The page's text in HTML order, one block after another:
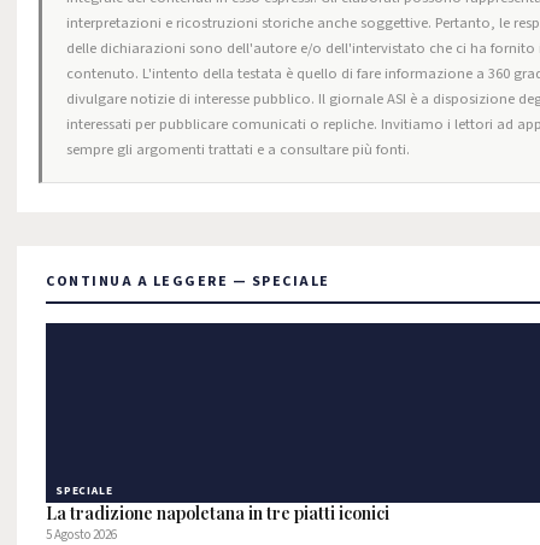
interpretazioni e ricostruzioni storiche anche soggettive. Pertanto, le
delle dichiarazioni sono dell'autore e/o dell'intervistato che ci ha fornito
contenuto. L'intento della testata è quello di fare informazione a 360
divulgare notizie di interesse pubblico. Il giornale ASI è a disposizione
interessati per pubblicare comunicati o repliche. Invitiamo i lettori ad
sempre gli argomenti trattati e a consultare più fonti.
CONTINUA A LEGGERE — SPECIALE
SPECIALE
La tradizione napoletana in tre piatti iconici
5 Agosto 2026